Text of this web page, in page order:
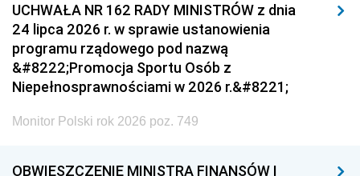
UCHWAŁA NR 162 RADY MINISTRÓW z dnia
24 lipca 2026 r. w sprawie ustanowienia
programu rządowego pod nazwą
&#8222;Promocja Sportu Osób z
Niepełnosprawnościami w 2026 r.&#8221;
Monitor Polski rok 2026 poz. 749
OBWIESZCZENIE MINISTRA FINANSÓW I